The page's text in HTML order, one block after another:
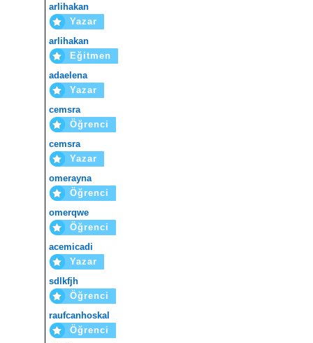
arlihakan
Yazar
arlihakan
Eğitmen
adaelena
Yazar
cemsra
Öğrenci
cemsra
Yazar
omerayna
Öğrenci
omerqwe
Öğrenci
acemicadi
Yazar
sdlkfjh
Öğrenci
raufcanhoskal
Öğrenci